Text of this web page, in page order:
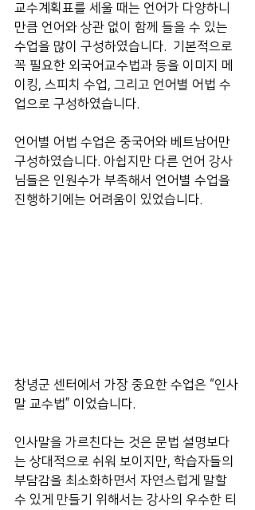
교수계획표를 세울 때는 언어가 다양하니
만큼 언어와 상관 없이 함께 들을 수 있는
수업을 많이 구성하였습니다.  기본적으로
꼭 필요한 외국어교수법과 등을 이미지 메
이킹, 스피치 수업, 그리고 언어별 어법 수
업으로 구성하였습니다.
언어별 어법 수업은 중국어와 베트남어만
구성하였습니다. 아쉽지만 다른 언어 강사
님들은 인원수가 부족해서 언어별 수업을
진행하기에는 어려움이 있었습니다.
창녕군 센터에서 가장 중요한 수업은 “인사
말 교수법” 이었습니다.
인사말을 가르친다는 것은 문법 설명보다
는 상대적으로 쉬워 보이지만, 학습자들의
부담감을 최소화하면서 자연스럽게 말할
수 있게 만들기 위해서는 강사의 우수한 티